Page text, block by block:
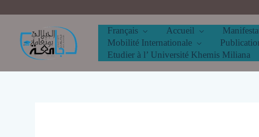
au
Français Accueil
Mobilité Internationale
Etudier à l’ Université Khemis Miliana